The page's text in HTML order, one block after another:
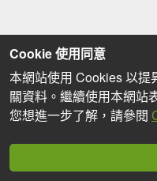
Cookie 使用同意
本網站使用 Cookies 以提
關資料。繼續使用本網站
您想進一步了解，請參閱